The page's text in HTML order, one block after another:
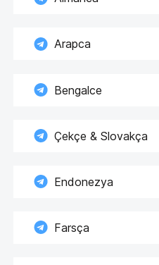
Arapca
Bengalce
Çekçe & Slovakça
Endonezya
Farsça